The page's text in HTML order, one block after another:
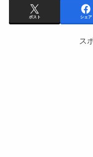
ポスト シェア
ス